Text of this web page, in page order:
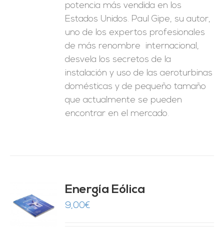
potencia más vendida en los
Estados Unidos. Paul Gipe, su autor,
uno de los expertos profesionales
de más renombre internacional,
desvela los secretos de la
instalación y uso de las aeroturbinas
domésticas y de pequeño tamaño
que actualmente se pueden
encontrar en el mercado.
Energía Eólica
9,00€